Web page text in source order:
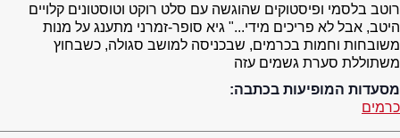
רוטב בלסמי ופיסטוקים שהוגשה עם סלט רוקט וטוסטונים קלויים
היטב, אבל לא פריכים מידי..." גיא סופר-זמרני מתענג על מנות
משובחות וחמות בכרמים, שבכניסה למושב סגולה, כשבחוץ
משתוללת סערת גשמים עזה
מסעדות המופיעות בכתבה:
כרמים